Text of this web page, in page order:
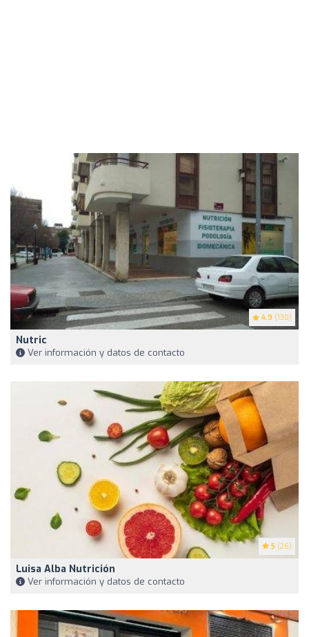
4.9 (130)
Nutric
Ver información y datos de contacto
5 (26)
Luisa Alba Nutrición
Ver información y datos de contacto